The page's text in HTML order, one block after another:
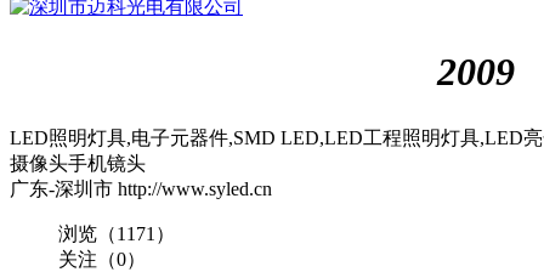
深圳市迈科光电有限公司2009
LED照明灯具,电子元器件,SMD LED,LED工程照明灯具,LED
摄像头手机镜头
广东-深圳市 http://www.syled.cn
浏览（1171）
关注（0）